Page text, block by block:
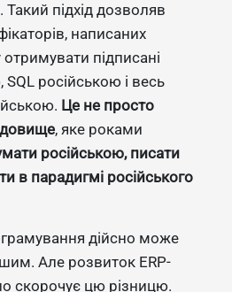
підхід дозволяв
написаних
підписані
російською і весь
Це не просто
, яке роками
російською, писати
в парадигмі російського
дійсно може
Але розвиток ERP-
скорочує цю різницю.